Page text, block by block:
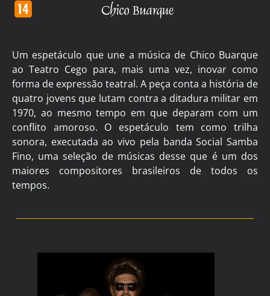
Um espetáculo que une a música de Chico Buarque
ao Teatro Cego para, mais uma vez, inovar como
forma de expressão teatral. A peça conta a história de
quatro jovens que lutam contra a ditadura militar em
1970, ao mesmo tempo em que deparam com um
conflito amoroso. O espetáculo tem como trilha
sonora, executada ao vivo pela banda Social Samba
Fino, uma seleção de músicas desse que é um dos
maiores compositores brasileiros de todos os
tempos.